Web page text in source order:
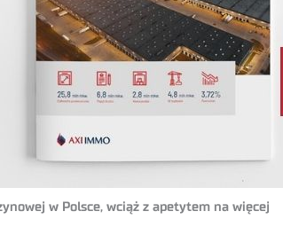
w Polsce, wciąż z apetytem na więcej